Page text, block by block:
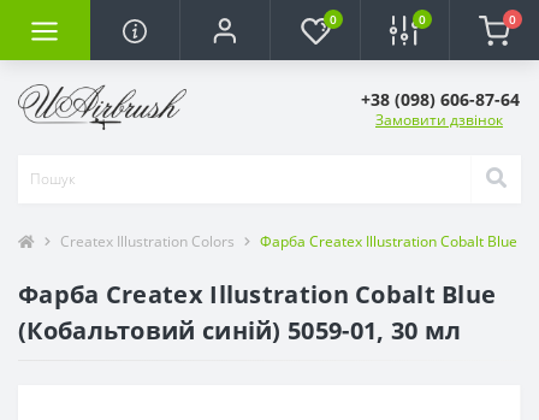
0 0 0
+38 (098) 606-87-64
Замовити дзвінок
Createx Illustration Colors Фарба Createx Illustration Cobalt Blue
Фарба Createx Illustration Cobalt Blue
(Кобальтовий синій) 5059-01, 30 мл